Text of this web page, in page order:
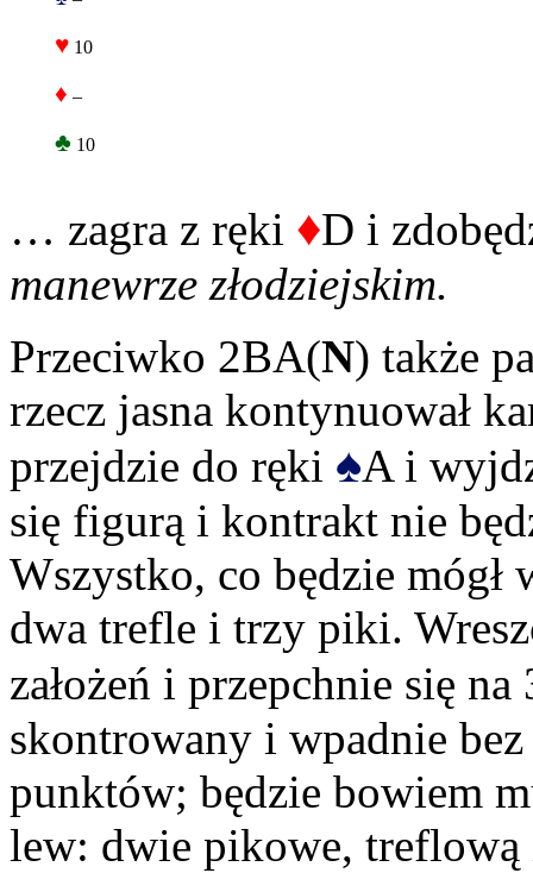
♥ 10
♦ –
♣ 10
… zagra z ręki ♦D i
manewrze złodziejskim.
Przeciwko 2BA(N) także
rzecz jasna kontynuował
przejdzie do ręki ♠A i
się figurą i kontrakt nie
Wszystko, co będzie mógł
dwa trefle i trzy piki.
założeń i przepchnie się na
skontrowany i wpadnie
punktów; będzie bowiem
lew: dwie pikowe,